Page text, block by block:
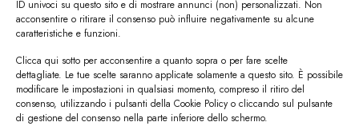
ID univoci su questo sito e di mostrare annunci (non) personalizzati. Non
acconsentire o ritirare il consenso può influire negativamente su alcune
caratteristiche e funzioni.
Clicca qui sotto per acconsentire a quanto sopra o per fare scelte
dettagliate. Le tue scelte saranno applicate solamente a questo sito. È possibile
modificare le impostazioni in qualsiasi momento, compreso il ritiro del
consenso, utilizzando i pulsanti della Cookie Policy o cliccando sul pulsante
di gestione del consenso nella parte inferiore dello schermo.